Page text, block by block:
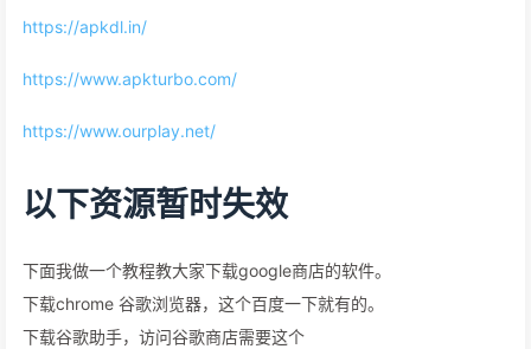
https://apkdl.in/
https://www.apkturbo.com/
https://www.ourplay.net/
以下资源暂时失效
下面我做一个教程教大家下载google商店的软件。
下载chrome 谷歌浏览器，这个百度一下就有的。
下载谷歌助手，访问谷歌商店需要这个